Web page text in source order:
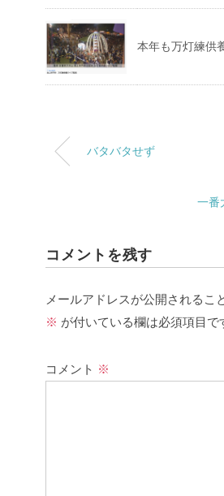
本年も万灯練供
バタバタせず
一番
コメントを残す
メールアドレスが公開されるこ
※ が付いている欄は必須項目で
コメント ※